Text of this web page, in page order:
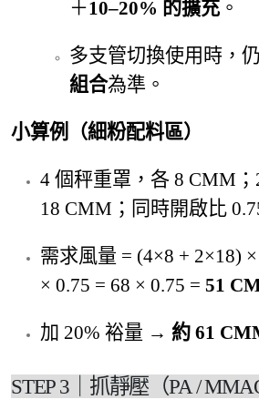
＋10–20% 的擴充 。
多支管切換使用時，
組合為準。
小算例（細粉配料區）
4 個秤重罩，各 8 CMM
18 CMM；同時開啟比
需求風量 = (4×8 + 2×18)
× 0.75 = 68 × 0.75 = 51
加 20% 裕量 → 約 61
STEP 3｜抓靜壓（PA /